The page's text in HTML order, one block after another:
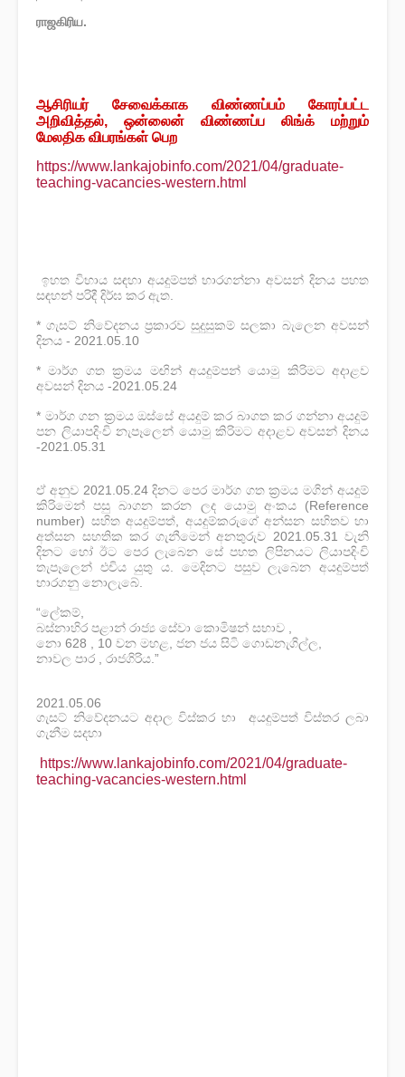
ராஜகிரிய.
ஆசிரியர் சேவைக்காக விண்ணப்பம் கோரப்பட்ட
அறிவித்தல், ஒன்லைன் விண்ணப்ப லிங்க் மற்றும்
மேலதிக விபரங்கள் பெற
https://www.lankajobinfo.com/2021/04/graduate-
teaching-vacancies-western.html
ඉහත විභාය සඳහා අයදුම්පත් භාරගන්නා අවසන් දිනය පහත
සඳහන් පරිදී දිර්ඝ කර ඇත.
* ගැසට්‌ නිවේදනය ප්‍රකාරව සුදුසුකම්‌ සලකා බැලෙන අවසන්‌
දිනය - 2021.05.10
* මාර්ග ගත ක්‍රමය මඟින්‌ අයදුම්පන්‌ යොමු කිරිමට අදාළව
අවසන්‌ දිනය -2021.05.24
* මාර්ග ගන ක්‍රමය ඔස්සේ අයදුම්‌ කර බාගත කර ගන්නා අයදුම්‌
පන ලියාපදිංචි නැපෑලෙන්‌ යොමු කිරිමට අදාළව අවසන්‌ දිනය
-2021.05.31
ඒ අනුව 2021.05.24 දිනට පෙර මාර්ග ගත ක්‍රමය මගින්‌ අයදුම්‌
කිරිමෙන්‌ පසු බාගන කරන ලද යොමු අංකය (Reference
number) සහිත අයදුම්පත්‌, අයදුම්කරුගේ අන්සන සහිතව හා
අත්සන සහතික කර ගැනීමෙන්‌ අනතුරුව 2021.05.31 වැනි
දිනට හෝ ඊට පෙර ලැබෙන සේ පහත ලිපිනයට ලියාපදිංචි
තැපෑලෙන්‌ එචිය යුතු ය. මෙදිනට පසුව ලැබෙන අයදුම්පත්‌
භාරගනු නොලැබේ.
“ලේකම්‌,
බස්නාහිර පළාන්‌ රාජ්‍ය සේවා කොමිෂන්‌ සභාව ,
නො 628 , 10 වන මහළ, ජන ජය සිටි ගොඩනැගිල්ල,
නාවල පාර , රාජගිරිය.”
2021.05.06
ගැසට්‌ නිවේදනයට අදාල විස්කර හා අයදුම්පත් විස්තර ලබා
ගැනීම සදහා
https://www.lankajobinfo.com/2021/04/graduate-
teaching-vacancies-western.html